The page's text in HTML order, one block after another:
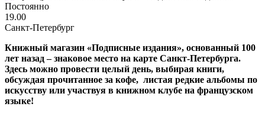
Постоянно
19.00
Санкт-Петербург
Книжный магазин «Подписные издания», основанный 100
лет назад – знаковое место на карте Санкт-Петербурга.
Здесь можно провести целый день, выбирая книги,
обсуждая прочитанное за кофе, листая редкие альбомы по
искусству или участвуя в книжном клубе на французском
языке!